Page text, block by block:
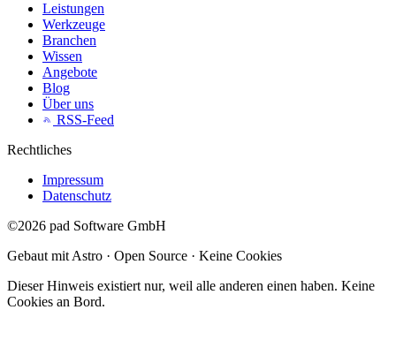
Leistungen
Werkzeuge
Branchen
Wissen
Angebote
Blog
Über uns
RSS-Feed
Rechtliches
Impressum
Datenschutz
©2026 pad Software GmbH
Gebaut mit Astro · Open Source · Keine Cookies
Dieser Hinweis existiert nur, weil alle anderen einen haben. Keine
Cookies an Bord.